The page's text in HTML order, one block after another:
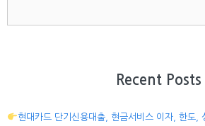
Recent Posts
현대카드 단기신용대출, 현금서비스 이자, 한도,